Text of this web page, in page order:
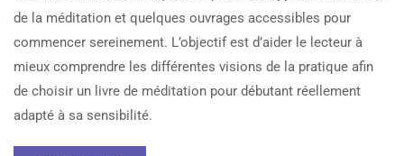
de la méditation et quelques ouvrages accessibles pour
commencer sereinement. L’objectif est d’aider le lecteur à
mieux comprendre les différentes visions de la pratique afin
de choisir un livre de méditation pour débutant réellement
adapté à sa sensibilité.